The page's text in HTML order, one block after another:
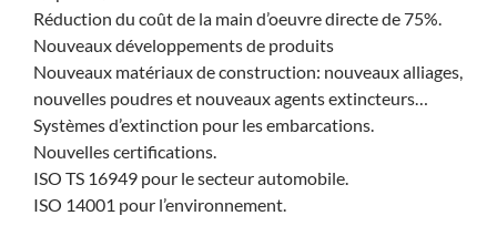
Réduction du coût de la main d’oeuvre directe de 75%.
Nouveaux développements de produits
Nouveaux matériaux de construction: nouveaux alliages,
nouvelles poudres et nouveaux agents extincteurs…
Systèmes d’extinction pour les embarcations.
Nouvelles certifications.
ISO TS 16949 pour le secteur automobile.
ISO 14001 pour l’environnement.